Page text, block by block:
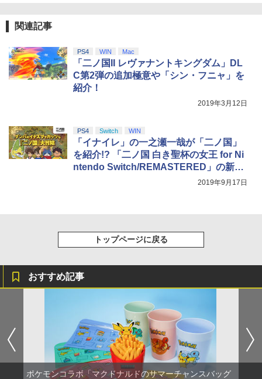
￥2,190
ファン 自動温度検出 3段階風速調整 LED
ライト USB付き 低騒音 急速冷却 放熱
プレステ5スリム用 ディスク/デジタル版
対応 PS5 周辺機器 PS5 Pro 新型PS5
5
吾峠呼世晴 ]
￥8,690
ンラインコード版
￥5,000
5
【純正品】DualSense ワイヤレスコン
トローラー(CFI-ZCT2J)
￥10,737
5
S5、PS5 Pro、Xbox One、Xbox Serie
s X|S 対応の高精度 H パターン シフター
￥14,141
第三章 蛇神 (オリジナル特典:オリジナル
剣、十翼より来たる！スタジオ描き下ろ
しイラストボード付) [DVD]
￥8,800
関連記事
PS4 WIN Mac
「二ノ国II レヴァナントキングダム」DL
C第2弾の追加極意や「シン・フニャ」を
紹介！
2019年3月12日
PS4 Switch WIN
「イナイレ」の一之瀬一哉が「二ノ国」
を紹介!? 「二ノ国 白き聖杯の女王 for Ni
ntendo Switch/REMASTERED」の新映
2019年9月17日
トップページに戻る
おすすめ記事
ポケモンコラボ「マクドナルドのサマーチャンスバッグ